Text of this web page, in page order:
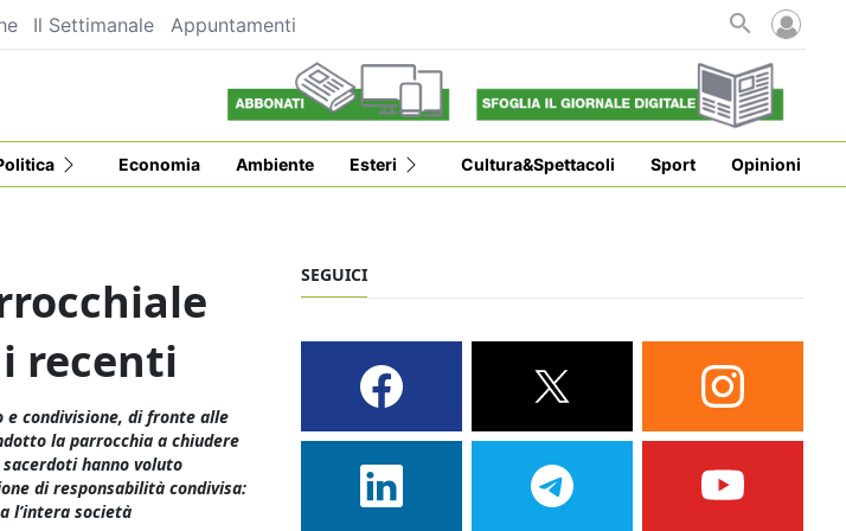
Il Settimanale Appuntamenti
Economia Ambiente Esteri Cultura&Spettacoli Sport Opinioni
recenti
e condivisione, di fronte alle
la parrocchia a chiudere
hanno voluto
di responsabilità condivisa:
l’intera società
SEGUICI